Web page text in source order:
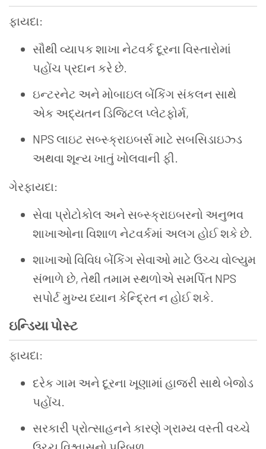
ફાયદા:
સૌથી વ્યાપક શાખા નેટવર્ક દૂરના વિસ્તારોમાં
પહોંચ પ્રદાન કરે છે.
ઇન્ટરનેટ અને મોબાઇલ બેંકિંગ સંકલન સાથે
એક અદ્યતન ડિજિટલ પ્લેટફોર્મ,
NPS લાઇટ સબ્સ્ક્રાઇબર્સ માટે સબસિડાઇઝ્ડ
અથવા શૂન્ય ખાતું ખોલવાની ફી.
ગેરફાયદા:
સેવા પ્રોટોકોલ અને સબ્સ્ક્રાઇબરનો અનુભવ
શાખાઓના વિશાળ નેટવર્કમાં અલગ હોઈ શકે છે.
શાખાઓ વિવિધ બેંકિંગ સેવાઓ માટે ઉચ્ચ વોલ્યુમ
સંભાળે છે, તેથી તમામ સ્થળોએ સમર્પિત NPS
સપોર્ટ મુખ્ય ધ્યાન કેન્દ્રિત ન હોઈ શકે.
ઇન્ડિયા પોસ્ટ
ફાયદા:
દરેક ગામ અને દૂરના ખૂણામાં હાજરી સાથે બેજોડ
પહોંચ.
સરકારી પ્રોત્સાહનને કારણે ગ્રામ્ય વસ્તી વચ્ચે